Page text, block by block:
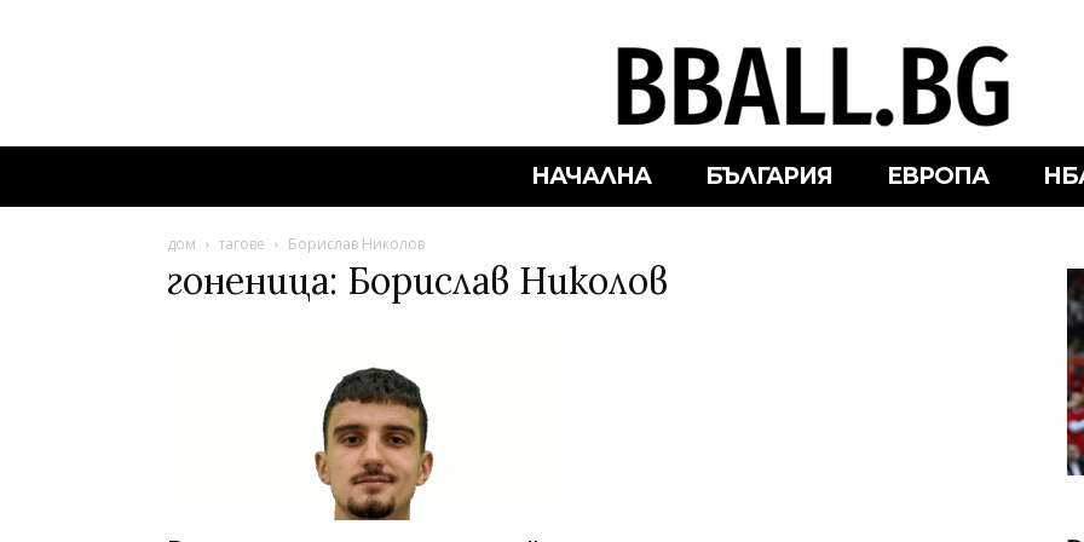
НАЧАЛНА БЪЛГАРИЯ ЕВРОПА
дом тагове Борислав Николов
гоненица: Борислав Николов